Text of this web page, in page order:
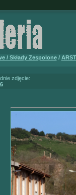
/ Składy Zespolone/ ARST
zdjęcie: